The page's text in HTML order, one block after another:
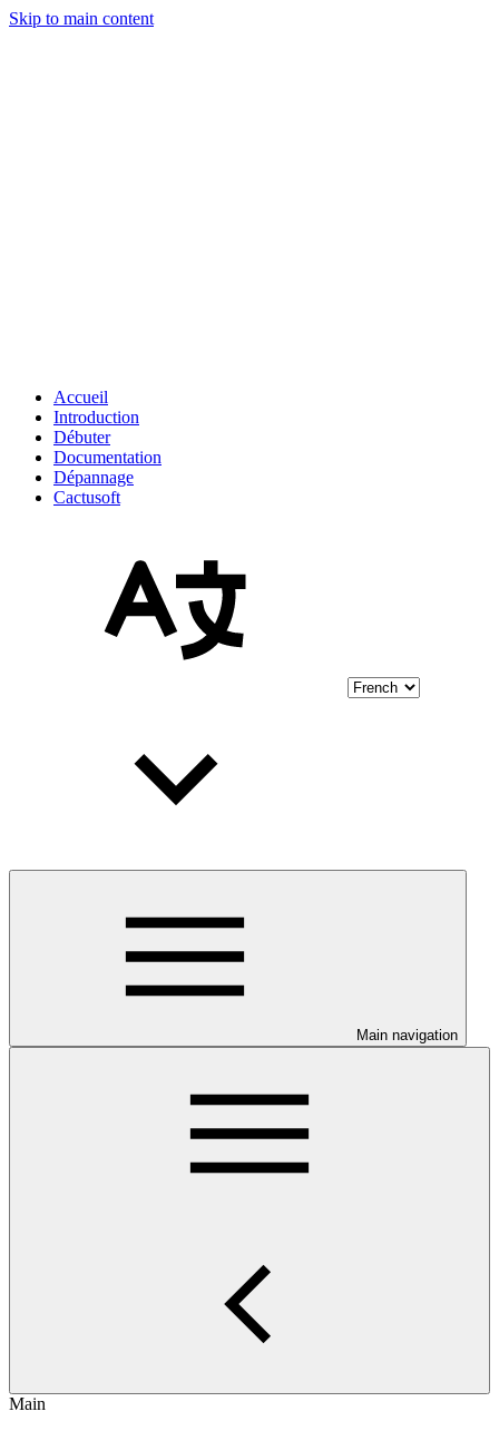
Skip to main content
Accueil
Introduction
Débuter
Documentation
Dépannage
Cactusoft
Main navigation
Main